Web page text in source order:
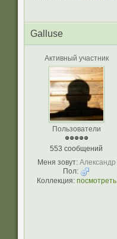
Galluse
Активный участник
Пользователи
553 сообщений
Меня зовут: Александр
Пол:
Коллекция: посмотреть